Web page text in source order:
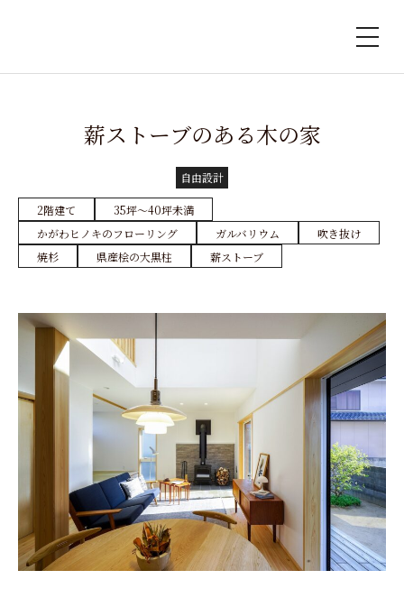
薪ストーブのある木の家
自由設計
2階建て
35坪〜40坪未満
かがわヒノキのフローリング
ガルバリウム
吹き抜け
焼杉
県産桧の大黒柱 薪ストーブ